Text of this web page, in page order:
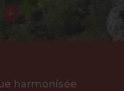
harmonisée